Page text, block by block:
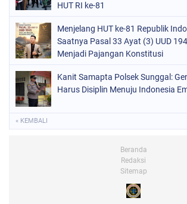
HUT RI ke-81
Menjelang HUT ke-81 Republik
Saatnya Pasal 33 Ayat (3) UUD
Menjadi Pajangan Konstitusi
Kanit Samapta Polsek Sunggal:
Harus Disiplin Menuju Indonesia
« KEMBALI
Beranda
Redaksi
Sitemap